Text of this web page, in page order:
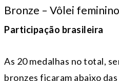
Bronze – Vôlei feminino
Participação brasileira
As 20 medalhas no total,
bronzes ficaram abaixo